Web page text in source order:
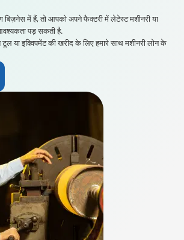
में हैं, तो आपको अपने फैक्टरी में लेटेस्ट मशीनरी या
पड़ सकती है.
या इक्विपमेंट की खरीद के लिए हमारे साथ मशीनरी लोन के